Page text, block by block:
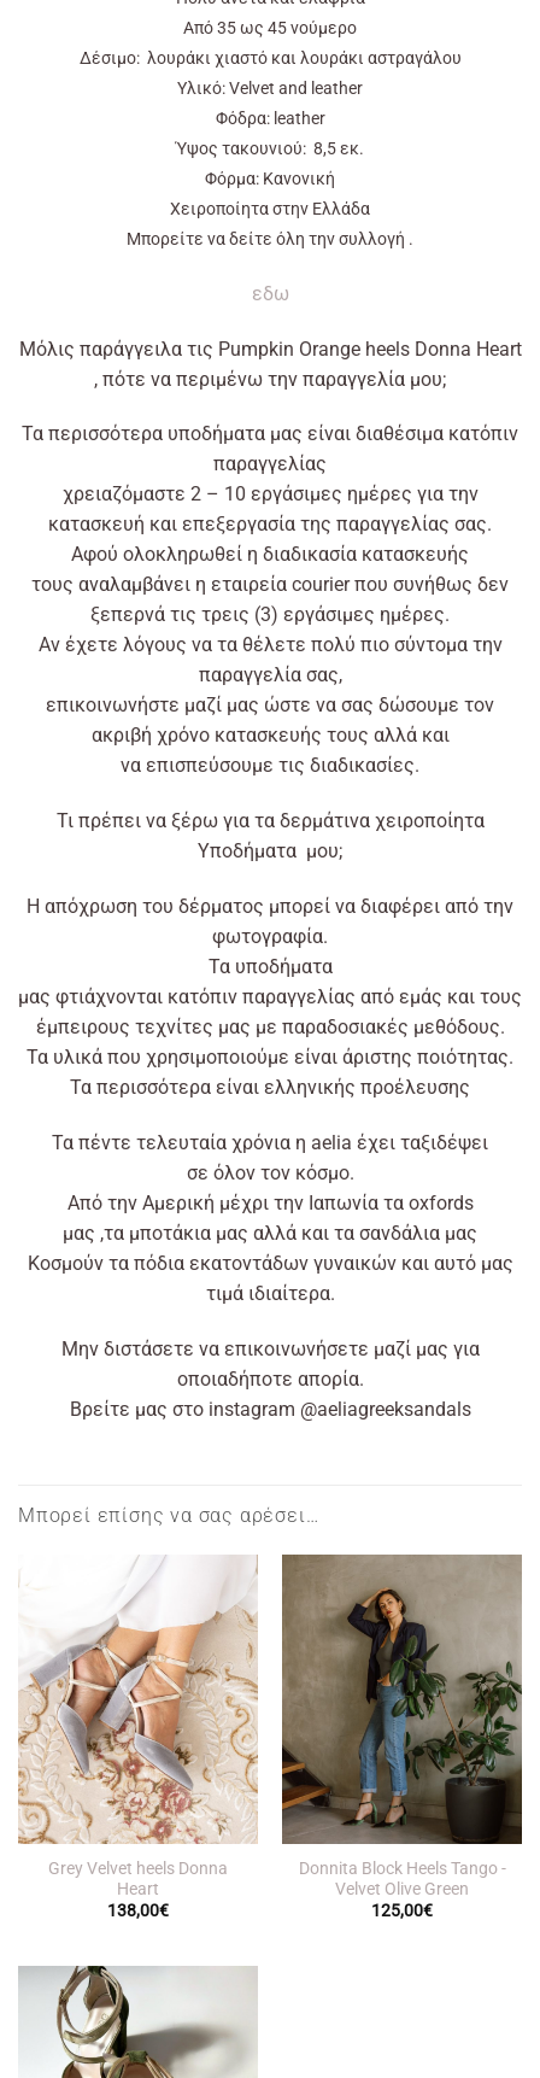
Από35ως 45νούμερο
Δέσιμο: λουράκι χιαστό και λουράκι αστραγάλου
Υλικό: Velvet and leather
Φόδρα: leather
Ύψος τακουνιού: 8,5 εκ.
Φόρμα: Κανονική
Χειροποίητα στην Ελλάδα
Μπορείτε να δείτε όλη την συλλογή .
εδω
Μόλις παράγγειλα τις Pumpkin Orange heels Donna Heart
, πότε να περιμένω την παραγγελία μου;
Τα περισσότερα υποδήματα μας είναι διαθέσιμα κατόπιν
παραγγελίας
χρειαζόμαστε 2 – 10 εργάσιμες ημέρες για την
κατασκευή και επεξεργασία της παραγγελίας σας.
Αφού ολοκληρωθεί η διαδικασία κατασκευής
τους αναλαμβάνει η εταιρεία courier που συνήθως δεν
ξεπερνά τις τρεις (3) εργάσιμες ημέρες.
Αν έχετε λόγους να τα θέλετε πολύ πιο σύντομα την
παραγγελία σας,
επικοινωνήστε μαζί μας ώστε να σας δώσουμε τον
ακριβή χρόνο κατασκευής τους αλλάκαι
να επισπεύσουμε τις διαδικασίες.
Τι πρέπει να ξέρω για τα δερμάτινα χειροποίητα
Υποδήματα μου;
Η απόχρωση του δέρματος μπορεί να διαφέρει από την
φωτογραφία.
Τα υποδήματα
μας φτιάχνονται κατόπιν παραγγελίας από εμάς και τους
έμπειρους τεχνίτες μας με παραδοσιακές μεθόδους.
Τα υλικά που χρησιμοποιούμε είναι άριστης ποιότητας.
Τα περισσότερα είναι ελληνικής προέλευσης
Τα πέντε τελευταία χρόνια η aelia έχει ταξιδέψει
σε όλοντον κόσμο.
Απότην Αμερική μέχριτην Ιαπωνία τα oxfords
μας ,τα μποτάκια μας αλλά και τα σανδάλια μας
Kοσμούν τα πόδια εκατοντάδων γυναικών και αυτό μας
τιμά ιδιαίτερα.
Μην διστάσετε να επικοινωνήσετε μαζί μας για
οποιαδήποτε απορία.
Βρείτε μας στο instagram @aeliagreeksandals
Μπορεί επίσης να σας αρέσει…
Grey Velvet heels Donna
Heart
138,00€
Donnita Block Heels Tango -
Velvet Olive Green
125,00€